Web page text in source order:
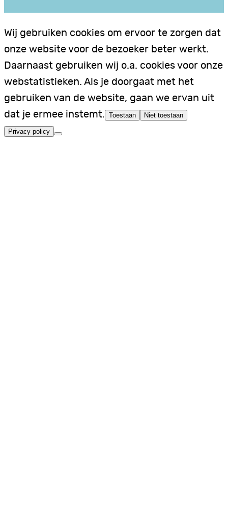
Wij gebruiken cookies om ervoor te zorgen dat
onze website voor de bezoeker beter werkt.
Daarnaast gebruiken wij o.a. cookies voor onze
webstatistieken. Als je doorgaat met het
gebruiken van de website, gaan we ervan uit
dat je ermee instemt. Toestaan Niet toestaan
Privacy policy